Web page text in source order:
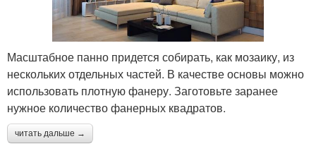
Масштабное панно придется собирать, как мозаику, из
нескольких отдельных частей. В качестве основы можно
использовать плотную фанеру. Заготовьте заранее
нужное количество фанерных квадратов.
читать дальше →